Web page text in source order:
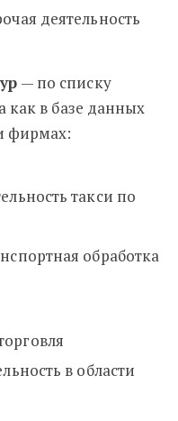
деятельность
— по списку
как в базе данных
фирмах:
такси по
обработка
в области